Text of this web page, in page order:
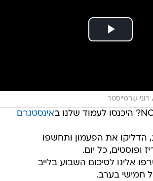
רוני שרמייסטר
אינסטגרם
הדליקו את הפעמון ותחשפו
ופוסטים, כל יום.
אלינו לסיכום השבוע בלייב
חמישי בערב.